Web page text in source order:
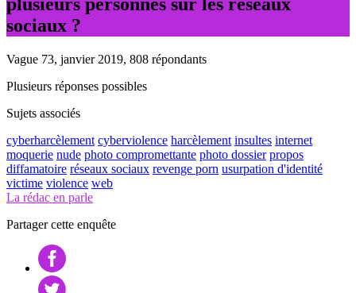
sociaux ?
Vague 73, janvier 2019, 808 répondants
Plusieurs réponses possibles
Sujets associés
cyberharcèlement cyberviolence harcèlement insultes internet
moquerie nude photo compromettante photo dossier propos
diffamatoire réseaux sociaux revenge porn usurpation d'identité
victime violence web
La rédac en parle
Partager cette enquête